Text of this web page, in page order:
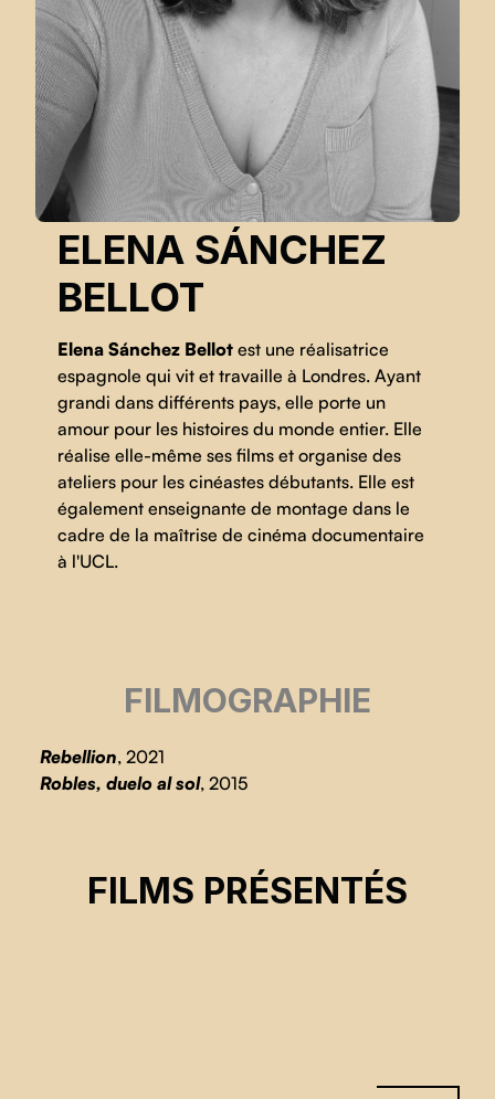
ELENA SÁNCHEZ
BELLOT
Elena Sánchez Bellot est une réalisatrice
espagnole qui vit et travaille à Londres. Ayant
grandi dans différents pays, elle porte un
amour pour les histoires du monde entier. Elle
réalise elle-même ses films et organise des
ateliers pour les cinéastes débutants. Elle est
également enseignante de montage dans le
cadre de la maîtrise de cinéma documentaire
à l'UCL.
FILMOGRAPHIE
Rebellion, 2021
Robles, duelo al sol, 2015
FILMS PRÉSENTÉS
Elena Sánchez Bellot, Maia Kenworthy